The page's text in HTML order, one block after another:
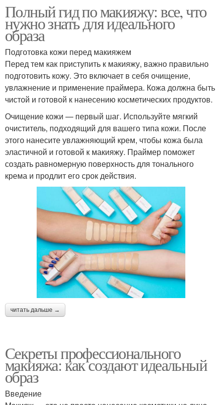
Полный гид по макияжу: все, что
нужно знать для идеального
образа
Подготовка кожи перед макияжем
Перед тем как приступить к макияжу, важно правильно
подготовить кожу. Это включает в себя очищение,
увлажнение и применение праймера. Кожа должна быть
чистой и готовой к нанесению косметических продуктов.
Очищение кожи — первый шаг. Используйте мягкий
очиститель, подходящий для вашего типа кожи. После
этого нанесите увлажняющий крем, чтобы кожа была
эластичной и готовой к макияжу. Праймер поможет
создать равномерную поверхность для тонального
крема и продлит его срок действия.
читать дальше →
Секреты профессионального
макияжа: как создают идеальный
образ
Введение